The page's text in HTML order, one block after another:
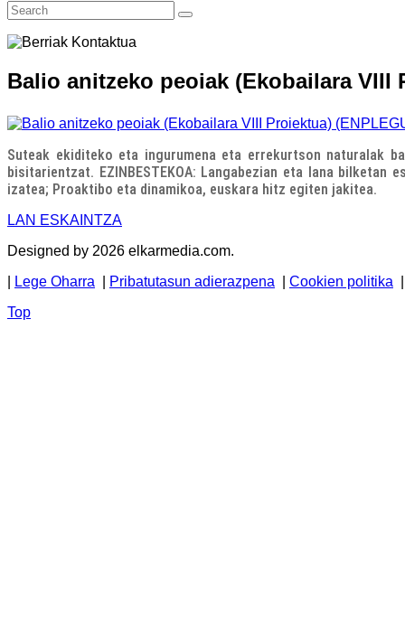
Balio anitzeko peoiak (Ekobailara VIII
Suteak ekiditeko eta ingurumena eta errekurtson naturalak
bisitarientzat. EZINBESTEKOA: Langabezian eta lana
izatea; Proaktibo eta dinamikoa, euskara hitz egiten jakitea.
LAN ESKAINTZA
Designed by 2026 elkarmedia.com.
Lege Oharra Pribatutasun adierazpena Cookien politika
Top